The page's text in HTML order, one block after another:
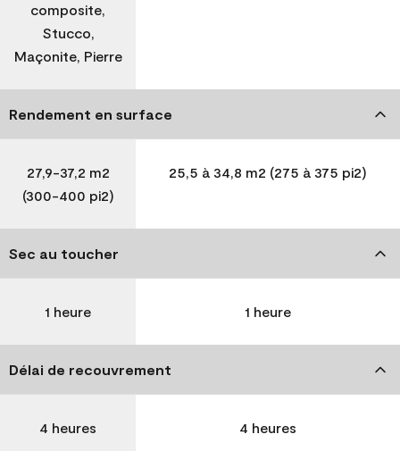
composite,
Stucco,
Maçonite, Pierre
Rendement en surface
27,9-37,2 m2
(300-400 pi2)
25,5 à 34,8 m2 (275 à 375 pi2)
Sec au toucher
1 heure 1 heure
Délai de recouvrement
4 heures 4 heures